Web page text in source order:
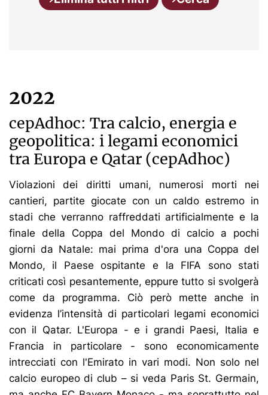
2022
cepAdhoc: Tra calcio, energia e
geopolitica: i legami economici
tra Europa e Qatar (cepAdhoc)
Violazioni dei diritti umani, numerosi morti nei
cantieri, partite giocate con un caldo estremo in
stadi che verranno raffreddati artificialmente e la
finale della Coppa del Mondo di calcio a pochi
giorni da Natale: mai prima d'ora una Coppa del
Mondo, il Paese ospitante e la FIFA sono stati
criticati così pesantemente, eppure tutto si svolgerà
come da programma. Ciò però mette anche in
evidenza l’intensità di particolari legami economici
con il Qatar. L'Europa - e i grandi Paesi, Italia e
Francia in particolare - sono economicamente
intrecciati con l'Emirato in vari modi. Non solo nel
calcio europeo di club – si veda Paris St. Germain,